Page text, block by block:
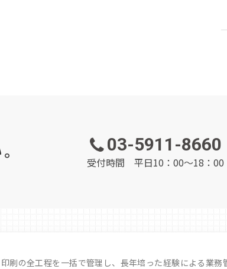
03-5911-8660
受付時間 平日10：00～18：00
刷の全工程を一括で管理し、長年培った経験による業務